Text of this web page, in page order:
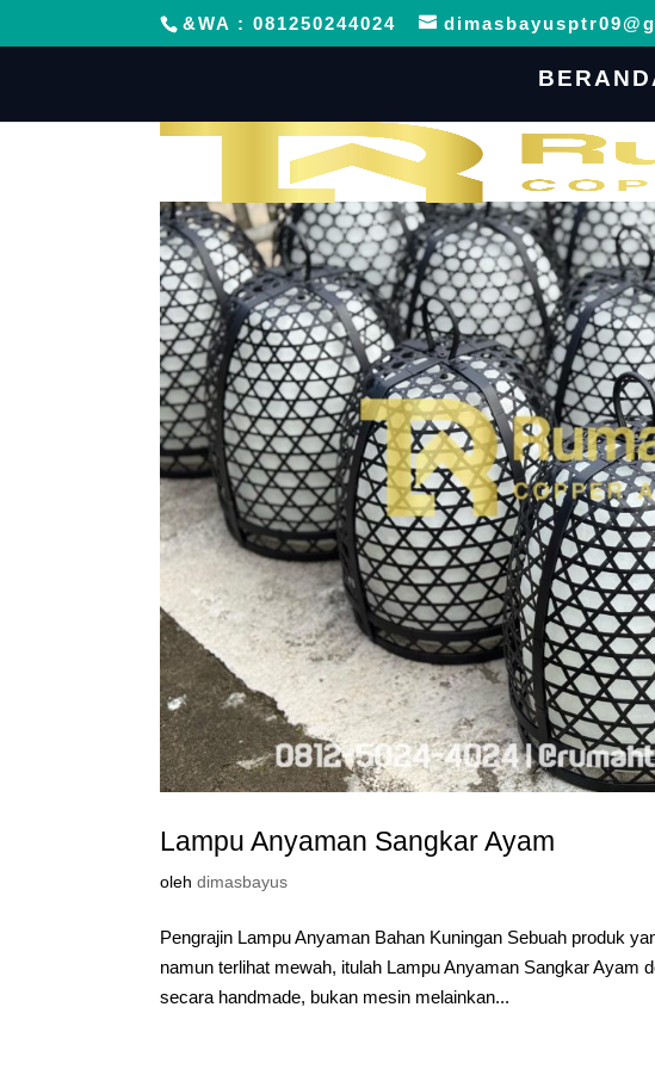
&WA : 081250244024
Lampu Anyaman Sangkar Ayam
olehdimasbayus
Pengrajin Lampu Anyaman Bahan Kuningan Sebuah produk
namun terlihat mewah, itulah Lampu Anyaman Sangkar Ayam
secara handmade, bukan mesin melainkan...